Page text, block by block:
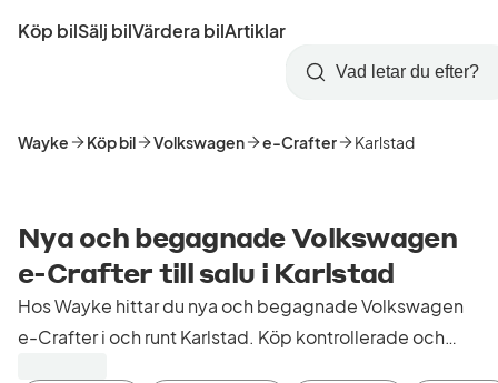
till
Startsida
Köp bilSälj bilVärdera bilArtiklar
Skapa
konto
Logga
in
Sök
Wayke Köp bil Volkswagen e-Crafter Karlstad
Nya och begagnade Volkswagen
e-Crafter till salu i Karlstad
Hos Wayke hittar du nya och begagnade Volkswagen
e-Crafter i och runt Karlstad. Köp kontrollerade och